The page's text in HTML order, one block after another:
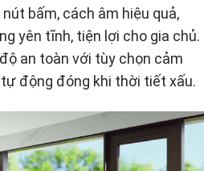
bấm, cách âm hiệu quả,
yên tĩnh, tiện lợi cho gia chủ.
an toàn với tùy chọn cảm
động đóng khi thời tiết xấu.